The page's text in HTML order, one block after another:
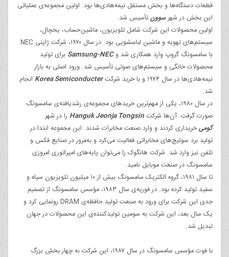
قطعات دستگاه‌ها و بخش مستقل نیمه‌هادی‌ها بود. اولین مجموعه‌ی عملیاتی
این بخش در شهرسوونتأسیس شد.
اولین محصولات این شرکت شامل تلویزیون، ماشین‌حساب، یخچال،
سیستم‌های تهویه و ماشین لباسشویی بود. در سال ۱۹۷۰، شرکت ژاپنی NEC
با سامسونگ گروپ وارد همکاری شد وSamsung-NEC برای تولید
محصولات خانگی و سیستم‌های صوتی تأسیس شد. ورود اصلی به بازار
نیمه‌هادی‌ها در سال ۱۹۷۴ و با خرید شرکت
Korea Semiconducter انجام
شد.
در سال ۱۹۸۰، یکی از مهم‌ترین خریدهای مجموعه‌ی رشدیافته‌ی سامسونگ
صورت گرفت. آن‌ها شرکتHanguk Jeonja Tongsin را در شهر
گومیخریداری کردند و وارد صنعت مخابرات شدند. این مجموعه ابتدا در
تولید برد سوئیچ‌های مخابراتی فعالیت می‌کرد و به‌مرور در صنایع فکس و
تلفن نیز وارد شد. شرکت هانگوک را می‌توان پایه‌های امپراتوری امروزی
سامسونگ در صنعت موبایل نامید.
تا سال ۱۹۸۱، گروه الکتریک سامسونگ بیش از ۱۰ میلیون تلویزیون سیاه و
سفید تولید کرده بود. در فوریه‌ی سال ۱۹۸۳، مؤسس سامسونگ از تصمیم
جدی این شرکت برای ورود به صنعت تولید حافظه‌ی DRAM رونمایی کرد و
یک سال بعد، این شرکت به سومین تولیدکننده‌ی این محصولات در جهان
تبدیل شد.
با فوت مؤسس سامسونگ در سال ۱۹۸۷، این شرکت به چهار بخش بزرگ